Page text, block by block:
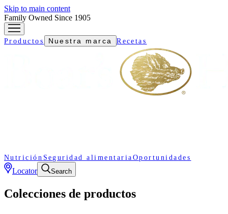
Skip to main content
Family Owned Since 1905
Productos Nuestra marca Recetas
Nutrición Seguridad alimentaria Oportunidades
Locator Search
Colecciones de productos